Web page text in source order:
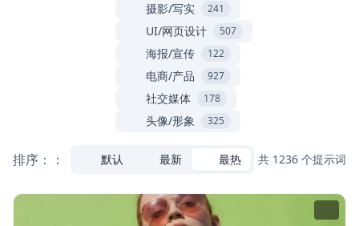
摄影/写实 241
UI/网页设计 507
海报/宣传 122
电商/产品 927
社交媒体 178
头像/形象 325
排序：： 默认 最新 最热 共 1236 个提示词